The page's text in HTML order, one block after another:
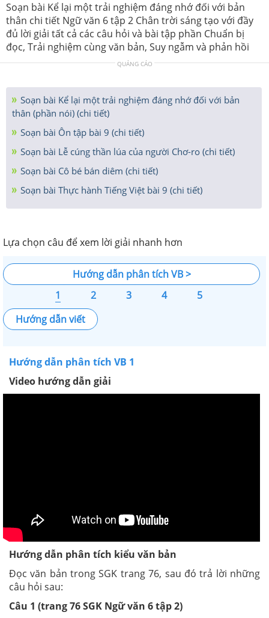
Soạn bài Kể lại một trải nghiệm đáng nhớ đối với bản
thân chi tiết Ngữ văn 6 tập 2 Chân trời sáng tạo với đầy
đủ lời giải tất cả các câu hỏi và bài tập phần Chuẩn bị
đọc, Trải nghiệm cùng văn bản, Suy ngẫm và phản hồi
QUẢNG CÁO
Soạn bài Kể lại một trải nghiệm đáng nhớ đối với bản
thân (phần nói) (chi tiết)
Soạn bài Ôn tập bài 9 (chi tiết)
Soạn bài Lễ cúng thần lúa của người Chơ-ro (chi tiết)
Soạn bài Cô bé bán diêm (chi tiết)
Soạn bài Thực hành Tiếng Việt bài 9 (chi tiết)
Lựa chọn câu để xem lời giải nhanh hơn
Hướng dẫn phân tích VB >
1
2 3 4
5
Hướng dẫn viết
Hướng dẫn phân tích VB 1
Video hướng dẫn giải
Hướng dẫn phân tích kiểu văn bản
Đọc văn bản trong SGK trang 76, sau đó trả lời những
câu hỏi sau:
Câu 1 (trang 76 SGK Ngữ văn 6 tập 2)